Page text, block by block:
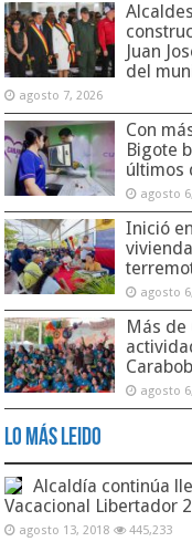
Juan
del
agosto 7, 2026
Con
Bigote
últimos
agosto
Inició
agosto
Más
agosto
Lo Más Leido
Alcaldía continúa
Vacacional Libertador
agosto 13, 2018 445,233